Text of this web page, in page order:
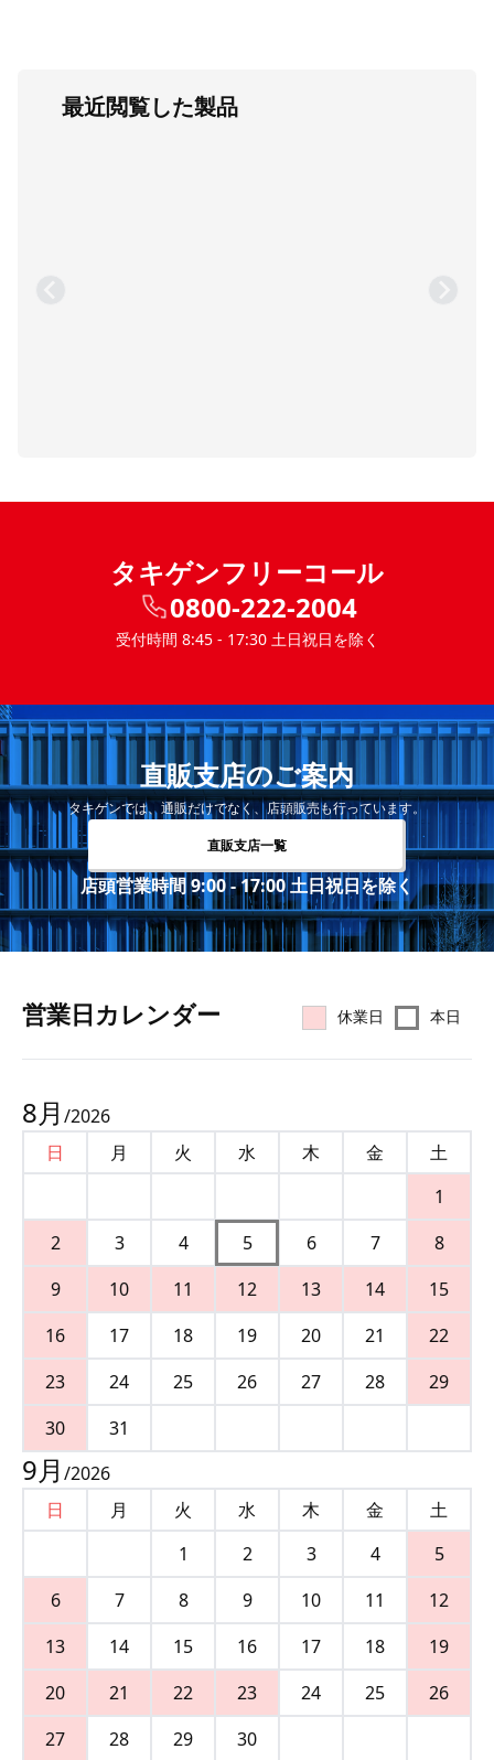
最近閲覧した製品
タキゲンフリーコール
0800-222-2004
受付時間 8:45 - 17:30 土日祝日を除く
直販支店のご案内
タキゲンでは、通販だけでなく、店頭販売も行っています。
直販支店一覧
店頭営業時間 9:00 - 17:00 土日祝日を除く
営業⽇カレンダー 休業日 本日
8月 /2026
日
月 火 水 木 金
土
1
2
3 4 5 6 7
8
9
10 11 12 13 14
15
16
17 18 19 20 21
22
23
24 25 26 27 28
29
30
31
9月 /2026
日
月 火 水 木 金
土
1
2 3 4
5
6
7 8 9 10 11
12
13
14 15 16 17 18
19
20
21 22 23 24 25
26
27
28 29 30